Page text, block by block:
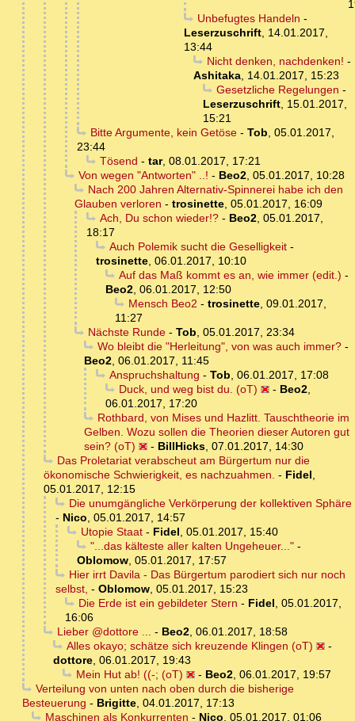
Unbefugtes Handeln -
Leserzuschrift, 14.01.2017,
13:44
Nicht denken, nachdenken! -
Ashitaka, 14.01.2017, 15:23
Gesetzliche Regelungen -
Leserzuschrift, 15.01.2017,
15:21
Bitte Argumente, kein Getöse- Tob, 05.01.2017,
23:44
Tösend - tar, 08.01.2017, 17:21
Von wegen "Antworten" ..! - Beo2, 05.01.2017, 10:28
Nach 200 Jahren Alternativ-Spinnerei habe ich den
Glauben verloren - trosinette, 05.01.2017, 16:09
Ach, Du schon wieder!?- Beo2, 05.01.2017,
18:17
Auch Polemik sucht die Geselligkeit-
trosinette, 06.01.2017, 10:10
Auf das Maß kommt es an, wie immer (edit.) -
Beo2, 06.01.2017, 12:50
Mensch Beo2 - trosinette, 09.01.2017,
11:27
Nächste Runde- Tob, 05.01.2017, 23:34
Wo bleibt die "Herleitung", von was auch immer?-
Beo2, 06.01.2017, 11:45
Anspruchshaltung - Tob, 06.01.2017, 17:08
Duck, und weg bist du. (oT)
- Beo2,
06.01.2017, 17:20
Rothbard, von Mises und Hazlitt. Tauschtheorie im
Gelben. Wozu sollen die Theorien dieser Autoren gut
sein? (oT)
- BillHicks, 07.01.2017, 14:30
Das Proletariat verabscheut am Bürgertum nur die
ökonomische Schwierigkeit, es nachzuahmen. - Fidel,
05.01.2017, 12:15
Die unumgängliche Verkörperung der kollektiven Sphäre
- Nico, 05.01.2017, 14:57
Utopie Staat- Fidel, 05.01.2017, 15:40
"...das kälteste aller kalten Ungeheuer..."-
Oblomow, 05.01.2017, 17:57
Hier irrt Davila - Das Bürgertum parodiert sich nur noch
selbst, - Oblomow, 05.01.2017, 15:23
Die Erde ist ein gebildeter Stern - Fidel, 05.01.2017,
16:06
Lieber @dottore ... - Beo2, 06.01.2017, 18:58
Alles okayo; schätze sich kreuzende Klingen (oT)
-
dottore, 06.01.2017, 19:43
Mein Hut ab! ((-; (oT)
- Beo2, 06.01.2017, 19:57
Verteilung von unten nach oben durch die bisherige
Besteuerung - Brigitte, 04.01.2017, 17:13
Maschinen als Konkurrenten - Nico, 05.01.2017, 01:06